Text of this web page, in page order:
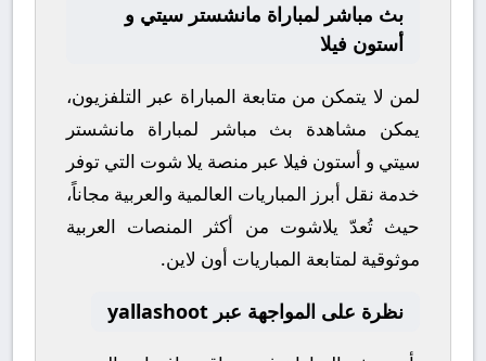
بث مباشر لمباراة مانشستر سيتي و
أستون فيلا
لمن لا يتمكن من متابعة المباراة عبر التلفزيون،
يمكن مشاهدة بث مباشر لمباراة مانشستر
سيتي و أستون فيلا عبر منصة يلا شوت التي توفر
خدمة نقل أبرز المباريات العالمية والعربية مجاناً،
حيث تُعدّ يلاشوت من أكثر المنصات العربية
موثوقية لمتابعة المباريات أون لاين.
نظرة على المواجهة عبر yallashoot